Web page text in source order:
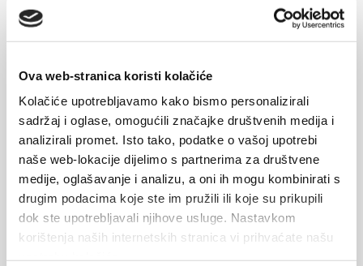
Ova web-stranica koristi kolačiće
Kolačiće upotrebljavamo kako bismo personalizirali
sadržaj i oglase, omogućili značajke društvenih medija i
analizirali promet. Isto tako, podatke o vašoj upotrebi
naše web-lokacije dijelimo s partnerima za društvene
medije, oglašavanje i analizu, a oni ih mogu kombinirati s
drugim podacima koje ste im pružili ili koje su prikupili
dok ste upotrebljavali njihove usluge. Nastavkom
korištenja naših internetskih stranica vi prihvaćate našu
Pláž Krvavica
sprchy
WC
pohostinstvá a rekreačné objekty
lehátka
slnečníky
detské ihrisko
1 2